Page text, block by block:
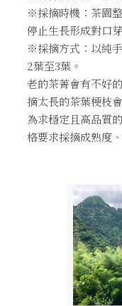
※採摘時機：茶園
停止生長形成對口
※採摘方式：以純
2葉至3葉。
老的茶菁會有不好
摘太長的茶葉梗枝
為求穩定且高品質
格要求採摘成熟度